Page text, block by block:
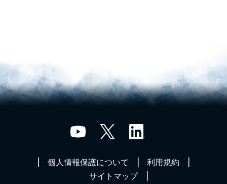
個人情報保護について
利用規約
サイトマップ